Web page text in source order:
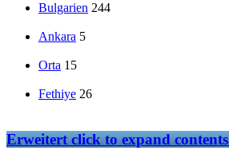
Bulgarien 244
Ankara 5
Orta 15
Fethiye 26
Erweitertclick to expand contents